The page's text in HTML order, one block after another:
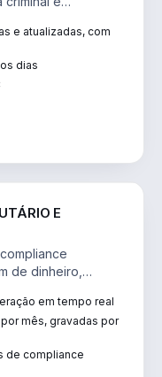
e atualizadas, com
dias
E
de dinheiro,
em tempo real
mês, gravadas por
de compliance